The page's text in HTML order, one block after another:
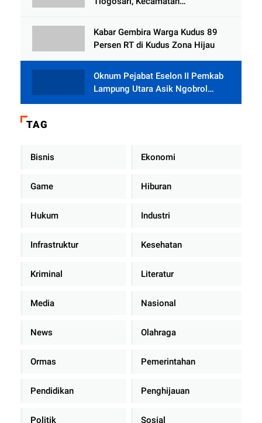
Rumah dari BAZNAS
Kabar Gembira Warga Kudus 89
Persen RT di Kudus Zona Hijau
Oknum Pejabat Eselon II Pemkab
Lampung Utara Asik Ngobrol
Dengan Teman Kencan Wanitanya
TAG
Bisnis Ekonomi
Game Hiburan
Hukum Industri
Infrastruktur Kesehatan
Kriminal Literatur
Media Nasional
News Olahraga
Ormas Pemerintahan
Pendidikan Penghijauan
Politik Sosial